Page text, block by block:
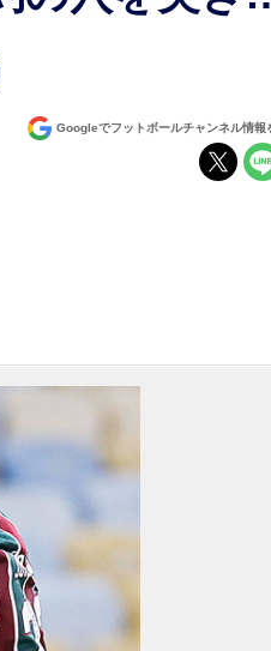
Googleでフットボールチャンネル情報